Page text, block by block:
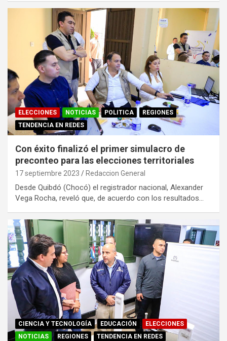
ELECCIONES NOTICIAS POLITICA
REGIONES
TENDENCIA EN REDES
Con éxito finalizó el primer simulacro de
preconteo para las elecciones territoriales
17 septiembre 2023 Redaccion General
Desde Quibdó (Chocó) el registrador nacional, Alexander
Vega Rocha, reveló que, de acuerdo con los resultados…
CIENCIA Y TECNOLOGÍA EDUCACIÓN
ELECCIONES
NOTICIAS
REGIONES TENDENCIA EN REDES